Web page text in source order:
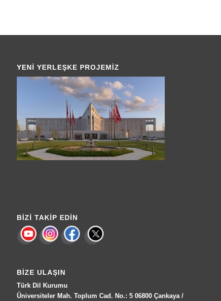
YENI YERLEŞKE PROJEMIZ
BIZI TAKIP EDIN
BIZE ULAŞIN
Türk Dil Kurumu
Üniversiteler Mah. Toplum Cad. No.: 5 06800 Çankaya /